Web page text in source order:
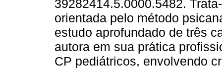
39282414.5.0000.5482.
orientada pelo método
estudo aprofundado de três
autora em sua prática
CP pediátricos, envolvendo